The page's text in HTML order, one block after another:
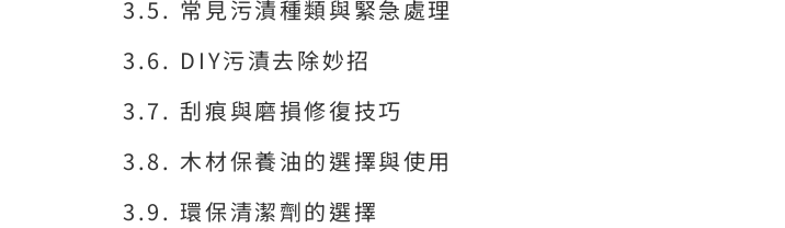
常見污漬種類與緊急處理
DIY污漬去除妙招
刮痕與磨損修復技巧
木材保養油的選擇與使用
環保清潔劑的選擇